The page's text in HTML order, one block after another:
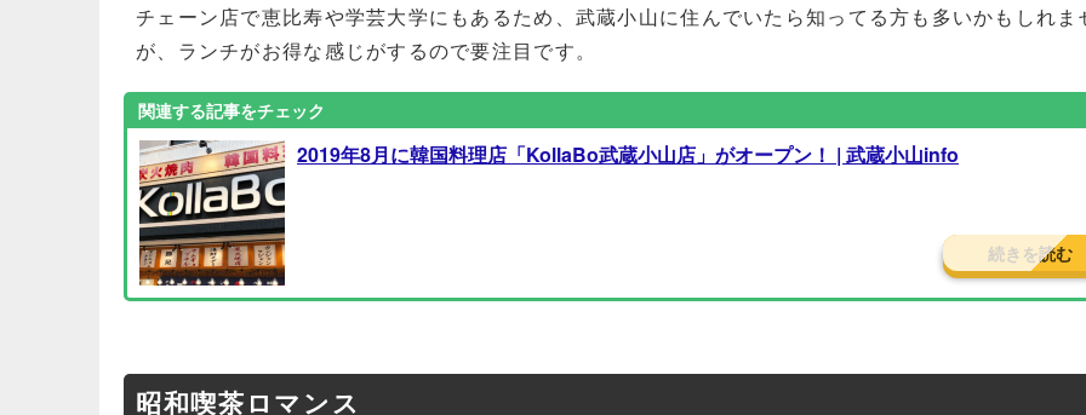
チェーン店で恵比寿や学芸大学にもあるため、武蔵小山に住んでいたら知ってる方も多いかもしれま
が、ランチがお得な感じがするので要注目です。
2019年8月に韓国料理店「KollaBo武蔵小山店」がオープン！ | 武蔵小山info
続きを読む
昭和喫茶ロマンス